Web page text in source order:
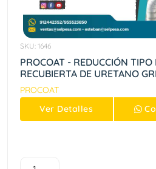
SKU: 1646
PROCOAT - REDUCCIÓN TIPO
RECUBIERTA DE URETANO
PROCOAT
Ver Detalles